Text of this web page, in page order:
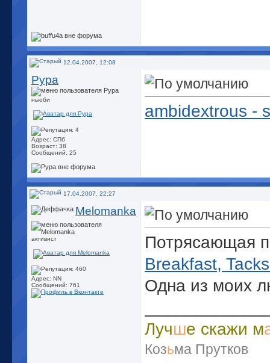
12.04.2007, 12:08
Рура
ньюби
Адрес: СПб
Возраст: 38
Сообщений: 25
ambidextrous -
17.04.2007, 22:27
Melomanka
активист
Адрес: NN
Сообщений: 761
Потрясающая
Breakfast,
Одна из моих
Лучше скажи м
Козьма Прутков